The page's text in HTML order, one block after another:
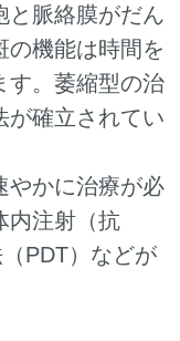
と脈絡膜がだん
の機能は時間を
す。萎縮型の治
が確立されてい
やかに治療が必
内注射（抗
PDT）などが